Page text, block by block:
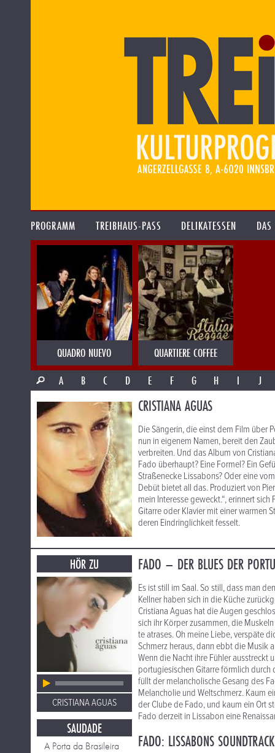
PROGRAMM TREIBHAUS-PASS DELIKATESSEN
QUADRO NUEVO
QUARTIERE COFFEE
A
B C D E F G H I J
CRISTIANA AGUAS
Die Sängerin, die einst dem Film über
nun in eigenem Namen, bereit den
verbreiten. Und das Album von
Fado überhaupt? Eine Formel? Ein
Straßenecke Lissabons? Oder eine
Debüt bietet all das. Produziert von
mein Interesse geweckt.“, erinnert
Gitarre oder Klavier mit einer warmen
deren Eindringlichkeit fesselt.
HÖR ZU
CRISTIANA AGUAS
SAUDADE
A Porta da Brasileira
FADO – DER BLUES DER
Es ist still im Saal. So still, dass man
Kellner haben sich in die Küche
Cristiana Aguas hat die Augen
sich ihr Körper zusammen, die
te atrases. Oh meine Liebe, verspäte
Schmerz heraus, dann ebbt die
Wenn die Nacht ihre Fühler
portugiesischen Gitarre förmlich
füllt der melancholische Gesang des
Melancholie und Weltschmerz. Kaum
der Clube de Fado, und kaum ein Ort
Fado derzeit in Lissabon eine
FADO: LISSABONS SOUNDTRACK